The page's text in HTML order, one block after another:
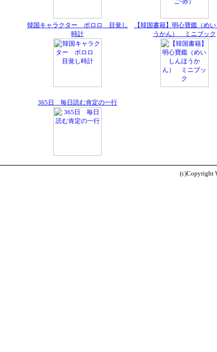
韓国キャラクター ポロロ 目覚し
時計
【韓国書籍】明心寶鑑（め
うかん） ミニブック
365日 毎日読む肯定の一行
(c)Copyright